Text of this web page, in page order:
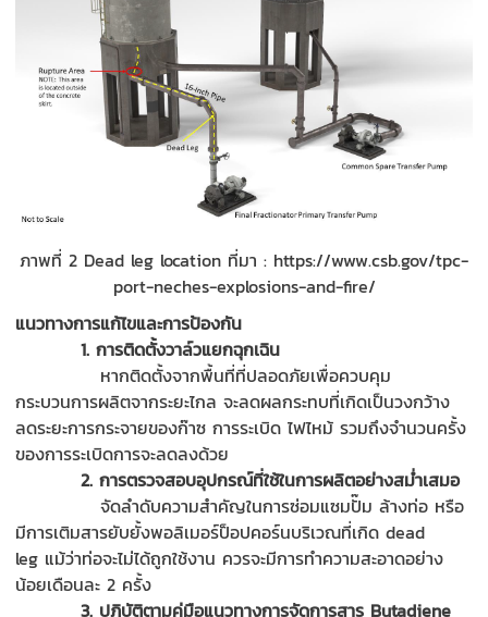
ภาพที่ 2 Dead leg location ที่มา : https://www.csb.gov/tpc-
port-neches-explosions-and-fire/
แนวทางการแก้ไขและการป้องกัน
1. การติดตั้งวาล์วแยกฉุกเฉิน
หากติดตั้งจากพื้นที่ที่ปลอดภัยเพื่อควบคุม
กระบวนการผลิตจากระยะไกล จะลดผลกระทบที่เกิดเป็นวงกว้าง
ลดระยะการกระจายของก๊าซ การระเบิด ไฟไหม้ รวมถึงจำนวนครั้ง
ของการระเบิดการจะลดลงด้วย
2. การตรวจสอบอุปกรณ์ที่ใช้ในการผลิตอย่างสม่ำเสมอ
จัดลำดับความสำคัญในการซ่อมแซมปั๊ม ล้างท่อ หรือ
มีการเติมสารยับยั้งพอลิเมอร์ป็อปคอร์นบริเวณที่เกิดdead
leg แม้ว่าท่อจะไม่ได้ถูกใช้งาน ควรจะมีการทำความสะอาดอย่าง
น้อยเดือนละ2 ครั้ง
3. ปฏิบัติตามคู่มือแนวทางการจัดการสาร Butadiene